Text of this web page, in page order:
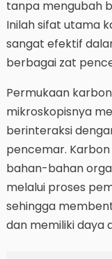
tanpa mengubah
Inilah sifat utama
sangat efektif
berbagai zat
Permukaan
mikroskopisnya
berinteraksi
pencemar.
bahan-bahan
melalui proses
sehingga
dan memiliki daya